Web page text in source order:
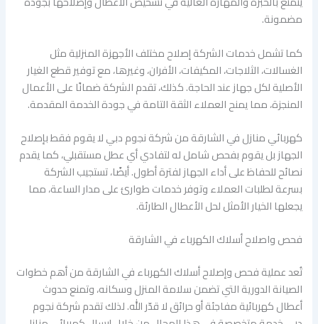
مضمونة.
كما تشمل خدمات الشركة إصلاح مختلف الأجهزة المنزلية مثل
الغسالات، الثلاجات، المكيفات، الأفران، وغيرها، مع توفير قطع الغيار
الأصلية لكل جهاز عند الحاجة. كذلك، تقدم الشركة ضمانًا على الأعمال
المنجزة، مما يمنح العملاء الثقة التامة في جودة الخدمة المقدمة.
كهربائي منازل في الشارقة من شركة نجوم دبي لا يقوم فقط بإصلاح
الجهاز بل يقوم بفحص شامل له لتفادي أي عطل مستقبلي، كما يقدم
نصائح للحفاظ على أداء الجهاز لفترة أطول. أيضًا، تستجيب الشركة
بسرعة لطلبات العملاء وتوفر خدمات طوارئ على مدار الساعة، مما
يجعلها الخيار الأمثل لحل الأعطال الطارئة.
فحص واصلاح أسلاك الكهرباء في الشارقة
تُعد عملية فحص وإصلاح أسلاك الكهرباء في الشارقة من أهم خطوات
الصيانة الدورية التي تضمن سلامة المنزل وسكانه، وتمنع حدوث
أعطال كهربائية مفاجئة أو حرائق لا قدّر الله. لذلك تقدم شركة نجوم